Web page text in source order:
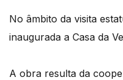
No âmbito da visita
inaugurada a Casa da
A obra resulta da